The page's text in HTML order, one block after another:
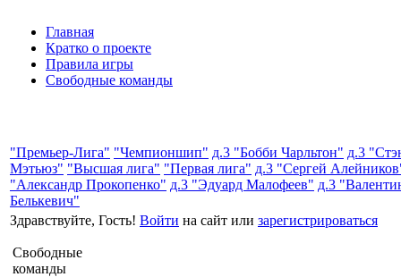
Главная
Кратко о проекте
Правила игры
Свободные команды
"Премьер-Лига" "Чемпионшип" д.3 "Бобби Чарльтон" д.3
Мэтьюз" "Высшая лига" "Первая лига" д.3 "Сергей
"Александр Прокопенко" д.3 "Эдуард Малофеев" д.3
Белькевич"
Здравствуйте, Гость! Войти на сайт или зарегистрироваться
Свободные
команды